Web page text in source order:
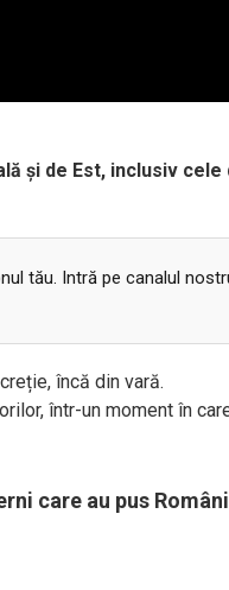
şi de Est, inclusiv cele
tău. Intră pe canalul
încă din vară.
într-un moment în
care au pus